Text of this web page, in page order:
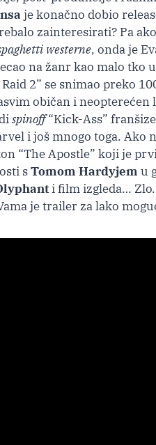
je konačno dobio
zainteresirati? Pa
westerne, onda je
na žanr kao malo tko
2” se snimao preko
običan i
spinoff“Kick-Ass”
i još mnogo toga.
“The Apostle” koji je
sTomom Hardyjem u
i film izgleda…
je trailer za lako